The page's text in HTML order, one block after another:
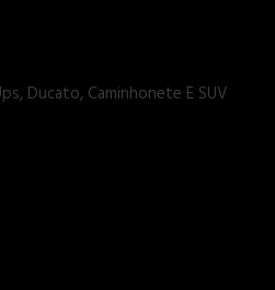
Ducato, Caminhonete E SUV